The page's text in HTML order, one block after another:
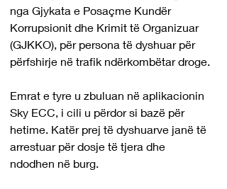
nga Gjykata e Posaçme Kundër
Korrupsionit dhe Krimit të Organizuar
(GJKKO), për persona të dyshuar për
përfshirje në trafik ndërkombëtar droge.
Emrat e tyre u zbuluan në aplikacionin
Sky ECC, i cili u përdor si bazë për
hetime. Katër prej të dyshuarve janë të
arrestuar për dosje të tjera dhe
ndodhen në burg.